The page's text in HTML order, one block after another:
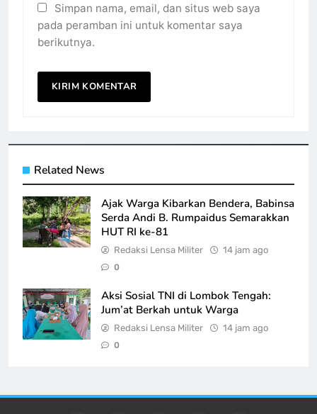
Simpan nama, email, dan situs web saya
pada peramban ini untuk komentar saya
berikutnya.
Related News
Ajak Warga Kibarkan Bendera, Babinsa
Serda Andi B. Rumpaidus Semarakkan
HUT RI ke-81
Redaksi Lensa Militer 14 jam ago
0
Aksi Sosial TNI di Lombok Tengah:
Jum’at Berkah untuk Warga
Redaksi Lensa Militer 14 jam ago
0